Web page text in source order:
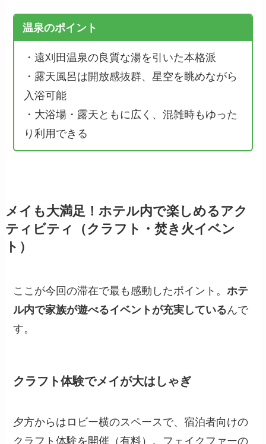
温泉のポイント
・遠刈田温泉の良質な湯を引いた本格派
・露天風呂は開放感抜群、星空を眺めながら
入浴可能
・大浴場・露天ともに広く、混雑時もゆった
り利用できる
メイも大満足！ホテル内で楽しめるアク
ティビティ（クラフト・焚き火イベン
ト）
ここが今回の滞在で最も感動したポイント。ホテ
ル内で家族が遊べるイベントが充実しているんで
す。
クラフト体験でメイが大はしゃぎ
夕方からはロビー横のスペースで、宿泊者向けの
クラフト体験を開催（有料）。フェイクファーの